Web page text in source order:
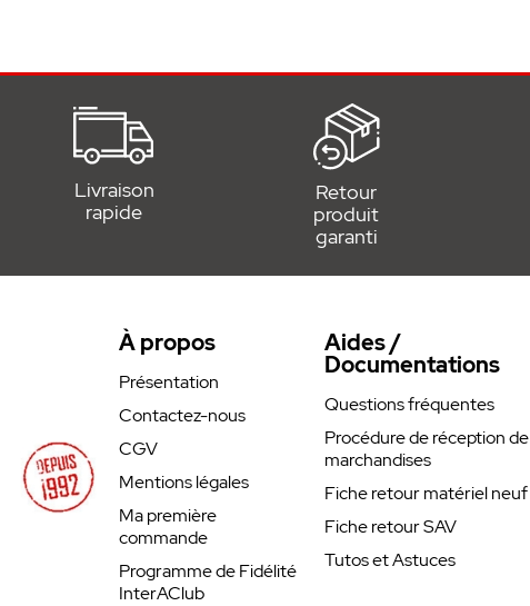
Livraison
rapide
Retour
produit
garanti
À propos
Présentation
Contactez-nous
CGV
Mentions légales
Ma première
commande
Programme de Fidélité
InterAClub
Aides /
Documentations
Questions fréquentes
Procédure de réception de
marchandises
Fiche retour matériel neuf
Fiche retour SAV
Tutos et Astuces